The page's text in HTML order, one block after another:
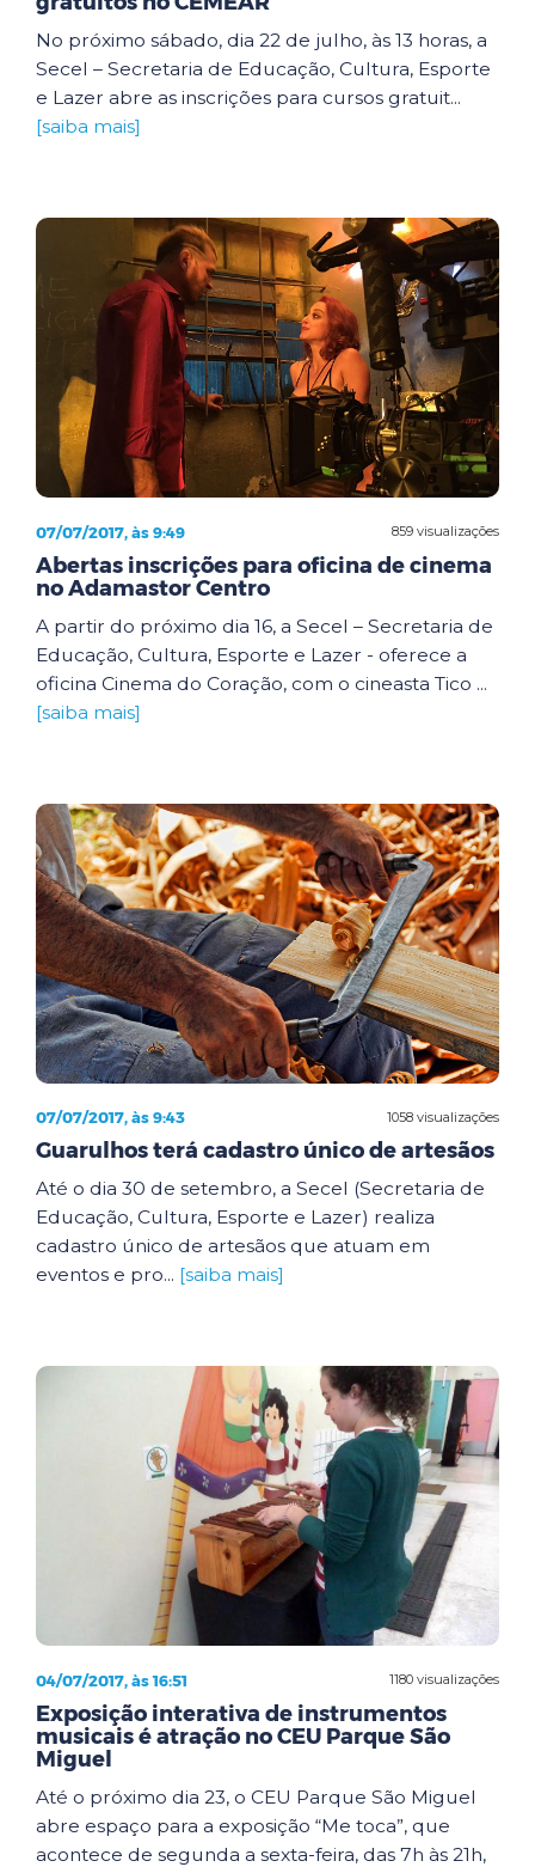
No próximo sábado, dia 22 de julho, às 13 horas, a
Secel – Secretaria de Educação, Cultura, Esporte
e Lazer abre as inscrições para cursos gratuit...
[saiba mais]
859 visualizações
07/07/2017, às 9:49
Abertas inscrições para oficina de cinema
no Adamastor Centro
A partir do próximo dia 16, a Secel – Secretaria de
Educação, Cultura, Esporte e Lazer - oferece a
oficina Cinema do Coração, com o cineasta Tico ...
[saiba mais]
1058 visualizações
07/07/2017, às 9:43
Guarulhos terá cadastro único de artesãos
Até o dia 30 de setembro, a Secel (Secretaria de
Educação, Cultura, Esporte e Lazer) realiza
cadastro único de artesãos que atuam em
eventos e pro... [saiba mais]
1180 visualizações
04/07/2017, às 16:51
Exposição interativa de instrumentos
musicais é atração no CEU Parque São
Miguel
Até o próximo dia 23, o CEU Parque São Miguel
abre espaço para a exposição “Me toca”, que
acontece de segunda a sexta-feira, das 7h às 21h,